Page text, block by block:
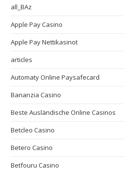
all_BAz
Apple Pay Casino
Apple Pay Nettikasinot
articles
Automaty Online Paysafecard
Bananzia Casino
Beste Ausländische Online Casinos
Betcleo Casino
Betero Casino
Betfouru Casino